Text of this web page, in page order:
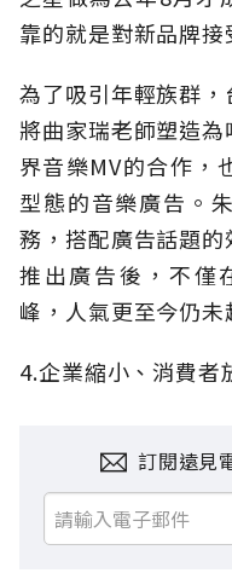
靠的就是對新品牌接
為了吸引年輕族群，
將曲家瑞老師塑造
界音樂MV的合作，
型態的音樂廣告。
務，搭配廣告話題
推出廣告後，不僅
峰，人氣更至今仍未
4.企業縮小、消費者
訂閱遠見